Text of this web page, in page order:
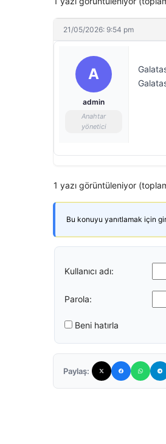
21/05/2026: 9:54 pm
A
admin
Anahtar
yönetici
1 yazı görüntüleniyor
Bu konuyu yanıtlamak için
Kullanıcı adı:
Parola:
Beni hatırla
Paylaş: